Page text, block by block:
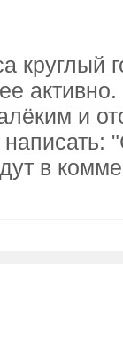
круглый
и
в